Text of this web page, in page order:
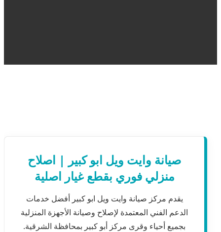
صيانة وايت ويل ابو كبير | اصلاح
منزلي فوري بقطع غيار اصلية
يقدم مركز صيانة وايت ويل ابو كبير أفضل خدمات
الدعم الفني المعتمدة لإصلاح وصيانة الأجهزة المنزلية
بجميع أحياء وقرى مركز أبو كبير بمحافظة الشرقية.